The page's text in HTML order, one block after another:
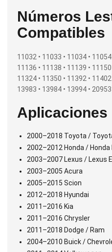
Números
Compatibles
11032 • 11033 • 11034 •
11136 • 11138 • 11139 •
11324 • 11350 • 11392 •
13983 • 13984 • 13994 •
Aplicaciones
2000–2018 Toyota /
2002–2012 Honda / Honda
2003–2007 Lexus / Lexus
2003–2005 Acura
2005–2015 Scion
2012–2018 Hyundai
2011–2016 Kia
2011–2016 Chrysler
2011–2018 Dodge / Ram
2004–2010 Buick /